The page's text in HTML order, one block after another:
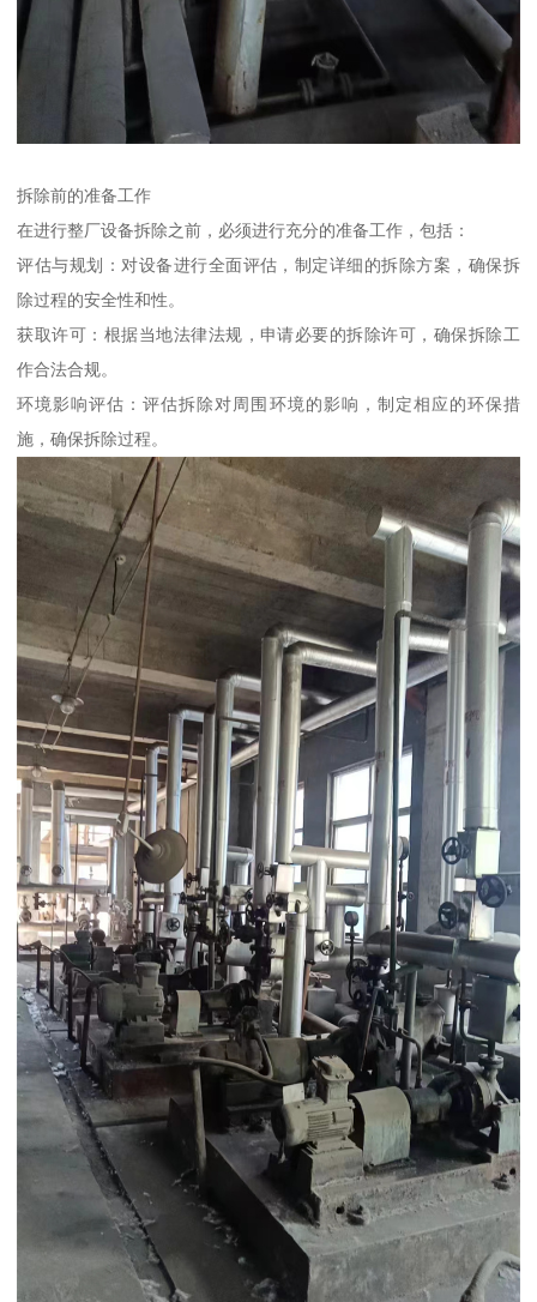
拆除前的准备工作
在进行整厂设备拆除之前，必须进行充分的准备工作，包括：
评估与规划：对设备进行全面评估，制定详细的拆除方案，确保拆
除过程的安全性和性。
获取许可：根据当地法律法规，申请必要的拆除许可，确保拆除工
作合法合规。
环境影响评估：评估拆除对周围环境的影响，制定相应的环保措
施，确保拆除过程。